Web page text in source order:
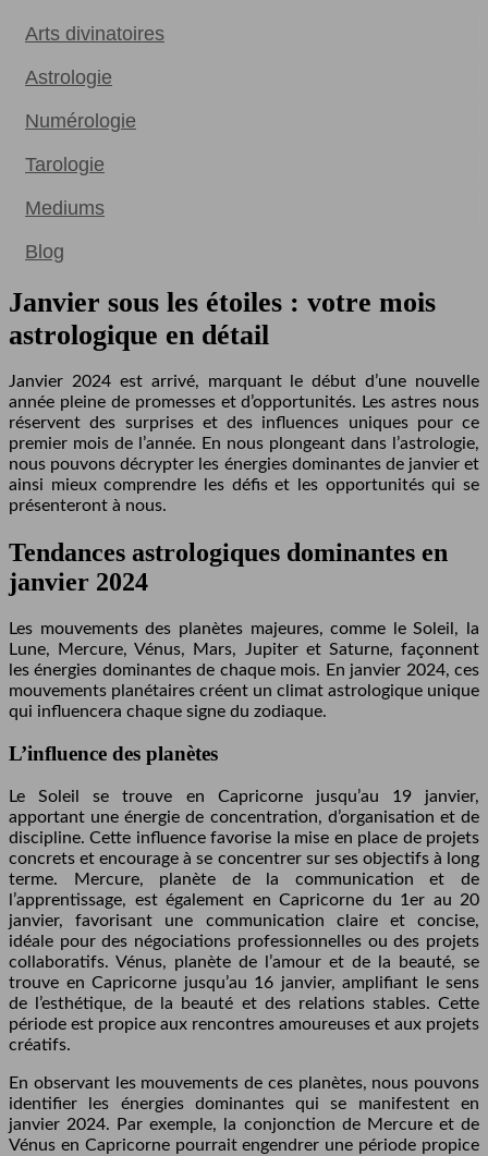
Arts divinatoires
Astrologie
Numérologie
Tarologie
Mediums
Blog
Janvier sous les étoiles : votre mois
astrologique en détail
Janvier 2024 est arrivé, marquant le début d’une nouvelle
année pleine de promesses et d’opportunités. Les astres nous
réservent des surprises et des influences uniques pour ce
premier mois de l’année. En nous plongeant dans l’astrologie,
nous pouvons décrypter les énergies dominantes de janvier et
ainsi mieux comprendre les défis et les opportunités qui se
présenteront à nous.
Tendances astrologiques dominantes en
janvier 2024
Les mouvements des planètes majeures, comme le Soleil, la
Lune, Mercure, Vénus, Mars, Jupiter et Saturne, façonnent
les énergies dominantes de chaque mois. En janvier 2024, ces
mouvements planétaires créent un climat astrologique unique
qui influencera chaque signe du zodiaque.
L’influence des planètes
Le Soleil se trouve en Capricorne jusqu’au 19 janvier,
apportant une énergie de concentration, d’organisation et de
discipline. Cette influence favorise la mise en place de projets
concrets et encourage à se concentrer sur ses objectifs à long
terme. Mercure, planète de la communication et de
l’apprentissage, est également en Capricorne du 1er au 20
janvier, favorisant une communication claire et concise,
idéale pour des négociations professionnelles ou des projets
collaboratifs. Vénus, planète de l’amour et de la beauté, se
trouve en Capricorne jusqu’au 16 janvier, amplifiant le sens
de l’esthétique, de la beauté et des relations stables. Cette
période est propice aux rencontres amoureuses et aux projets
créatifs.
En observant les mouvements de ces planètes, nous pouvons
identifier les énergies dominantes qui se manifestent en
janvier 2024. Par exemple, la conjonction de Mercure et de
Vénus en Capricorne pourrait engendrer une période propice